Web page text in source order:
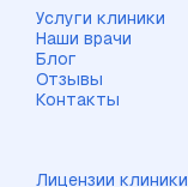
Услуги клиники
Наши врачи
Блог
Отзывы
Контакты
Лицензии клиники